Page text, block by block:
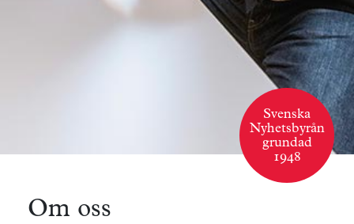
Svenska
Nyhetsbyrån
grundad
1948
Om oss